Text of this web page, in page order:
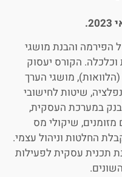
הפירמה והבנת מושגי
וכלכלה. הקורס יעסוק
מושגי הערך
שיטות לחישובי
במערכת העסקית,
מזומנים, שיקולי מס
החלטות וניהול עצמי.
תכנית עסקית לפעילות